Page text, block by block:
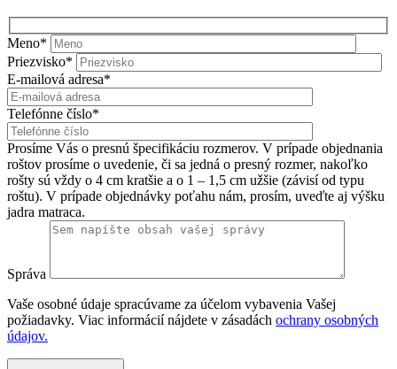
Meno*
Priezvisko*
E-mailová adresa*
Telefónne číslo*
Prosíme Vás o presnú špecifikáciu rozmerov. V prípade objednania
roštov prosíme o uvedenie, či sa jedná o presný rozmer, nakoľko
rošty sú vždy o 4 cm kratšie a o 1 – 1,5 cm užšie (závisí od typu
roštu). V prípade objednávky poťahu nám, prosím, uveďte aj výšku
jadra matraca.
Správa
Vaše osobné údaje spracúvame za účelom vybavenia Vašej
požiadavky. Viac informácií nájdete v zásadách ochrany osobných
údajov.